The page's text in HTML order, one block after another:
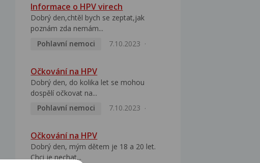
Informace o HPV virech
Dobrý den,chtěl bych se zeptat,jak
poznám zda nemám...
Pohlavní nemoci
7.10.2023
Očkování na HPV
Dobrý den, do kolika let se mohou
dospělí očkovat na...
Pohlavní nemoci
7.10.2023
Očkování na HPV
Dobrý den, mým dětem je 18 a 20 let.
Chci je nechat...